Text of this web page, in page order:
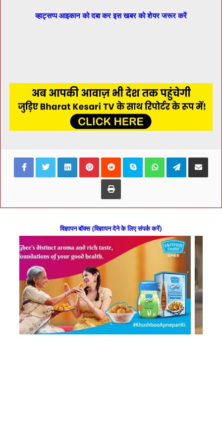
व्हाट्सप्प आइकान को दबा कर इस खबर को शेयर जरूर करें
FacebookTwitterLinkedInPinterestReddit Skype WhatsAppTelegramShare via
Print
विज्ञापन बॉक्स (विज्ञापन देने के लिए संपर्क करें)